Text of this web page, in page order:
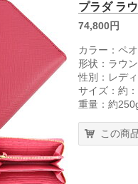
プラダ ラ
74,800円
カラー：ペ
形状：ラウ
性別：レデ
サイズ：約
重量：約
この商